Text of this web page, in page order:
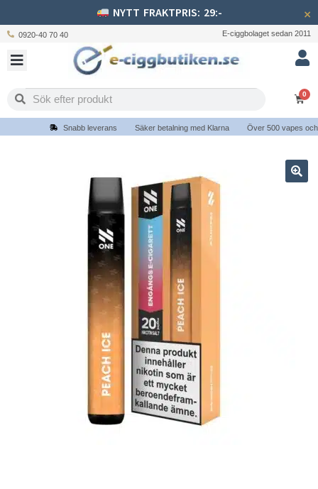
NYTT FRAKTPRIS: 29:- ×
0920-40 70 40 E-ciggbolaget sedan 2011
0
Snabb leverans Säker betalning med Klarna Över 500 vapes och e-